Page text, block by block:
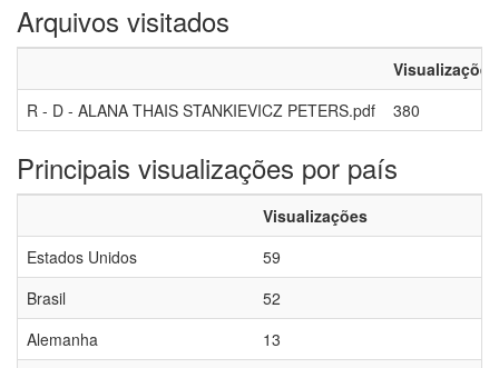
Arquivos visitados
Visualizações
R - D - ALANA THAIS STANKIEVICZ PETERS.pdf
380
Principais visualizações por país
Visualizações
Estados Unidos
59
Brasil
52
Alemanha
13